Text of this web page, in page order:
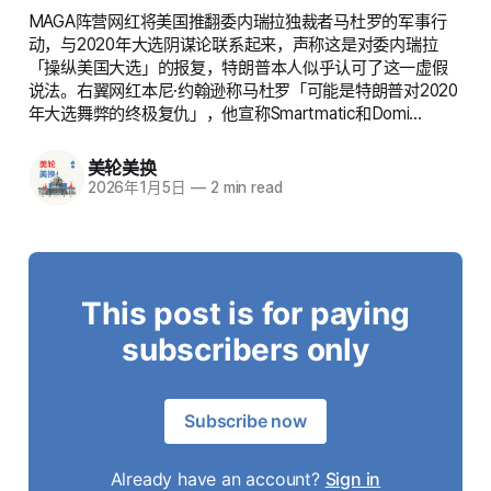
MAGA阵营网红将美国推翻委内瑞拉独裁者马杜罗的军事行
动，与2020年大选阴谋论联系起来，声称这是对委内瑞拉
「操纵美国大选」的报复，特朗普本人似乎认可了这一虚假
说法。右翼网红本尼·约翰逊称马杜罗「可能是特朗普对2020
年大选舞弊的终极复仇」，他宣称Smartmatic和Domi…
美轮美换
2026年1月5日 —2 min read
This post is for paying
subscribers only
Subscribe now
Already have an account? Sign in